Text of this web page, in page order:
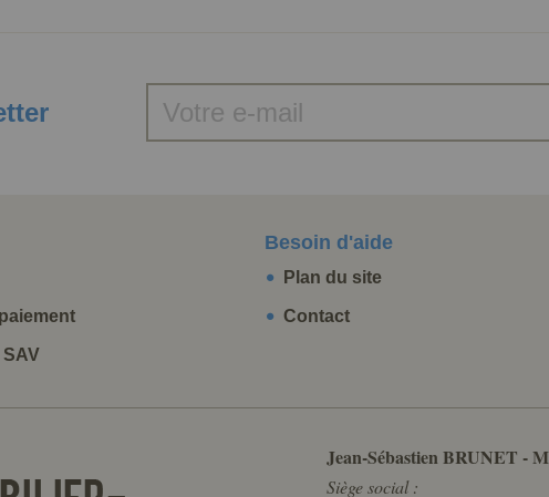
Besoin d'aide
Plan du site
Contact
Jean-Sébastien BRUNET -
Siège social :